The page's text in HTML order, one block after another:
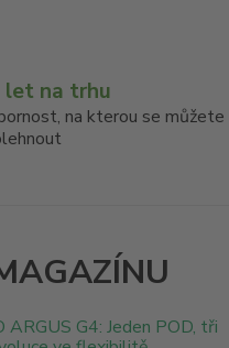
let na trhu
na kterou se můžete